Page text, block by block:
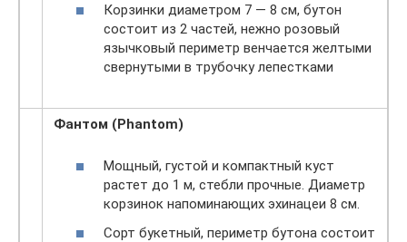
Корзинки диаметром 7 — 8 см, бутон
состоит из 2 частей, нежно розовый
язычковый периметр венчается желтыми
свернутыми в трубочку лепестками
Фантом (Phantom)
Мощный, густой и компактный куст
растет до 1 м, стебли прочные. Диаметр
корзинок напоминающих эхинацеи 8 см.
Сорт букетный, периметр бутона состоит